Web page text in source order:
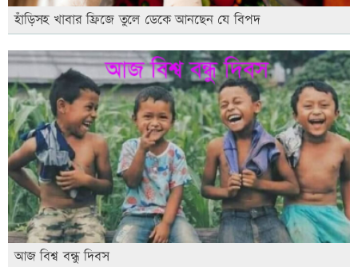
হাঁড়িসহ খাবার ফ্রিজে তুলে ডেকে আনছেন যে বিপদ
আজ বিশ্ব বন্ধু দিবস